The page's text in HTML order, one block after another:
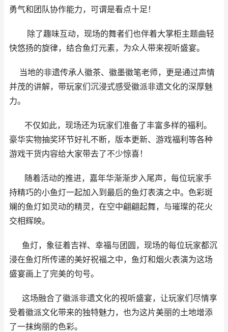
勇气和团队协作能力，可谓是看点十足！
除了趣味互动，现场的舞者们也伴着大掌柜主题曲轻
快悠扬的旋律，结合鱼灯元素，为众人带来视听盛宴。
当地的非遗传承人徽茶、徽墨徽笔老师，更是通过声情
并茂的讲解，带玩家们沉浸式感受徽派非遗文化的深厚魅
力。
不仅如此，现场还为玩家们准备了丰富多样的福利。
豪华实物抽奖环节好礼不断，版本更新、游戏福利等各种
游戏干货内容给大家带去了不少惊喜！
随着活动的推进，嘉年华渐渐步入尾声，每位玩家手
持精巧的小鱼灯一起加入到最后的鱼灯表演之中。色彩斑
斓的鱼灯如灵动的精灵，在空中翩翩起舞，与璀璨的花火
交相辉映。
鱼灯，象征着吉祥、幸福与团圆，现场的每位玩家都沉
浸在鱼灯所传递的美好祝福之中，鱼灯和烟火表演为这场
盛宴画上了完美的句号。
这场融合了徽派非遗文化的视听盛宴，让玩家们尽情享
受着徽派文化带来的独特魅力，也为这片美丽的土地增添
了一抹绚丽的色彩。